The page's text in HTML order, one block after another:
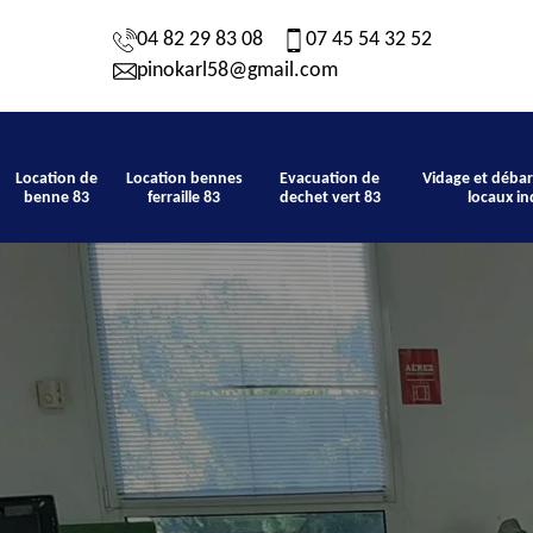
04 82 29 83 08
07 45 54 32 52
pinokarl58@gmail.com
Location de
benne 83
Location bennes
ferraille 83
Evacuation de
dechet vert 83
Vidage et
locaux